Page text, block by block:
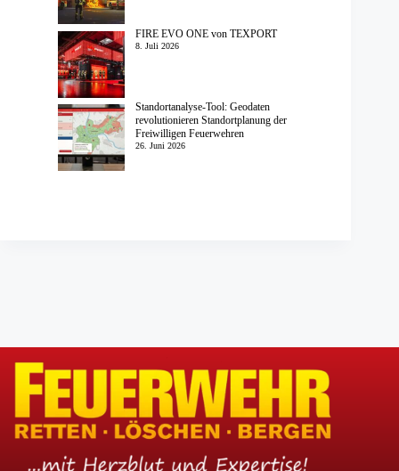
FIRE EVO ONE von TEXPORT
8. Juli 2026
Standortanalyse-Tool: Geodaten
revolutionieren Standortplanung der
Freiwilligen Feuerwehren
26. Juni 2026